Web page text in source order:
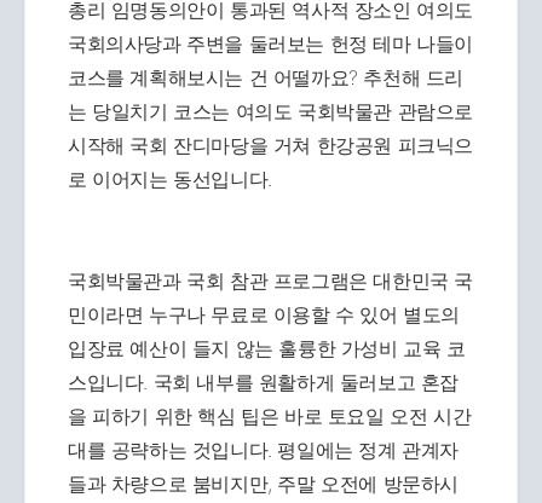
총리 임명동의안이 통과된 역사적 장소인 여의도
국회의사당과 주변을 둘러보는 헌정 테마 나들이
코스를 계획해보시는 건 어떨까요? 추천해 드리
는 당일치기 코스는 여의도 국회박물관 관람으로
시작해 국회 잔디마당을 거쳐 한강공원 피크닉으
로 이어지는 동선입니다.
국회박물관과 국회 참관 프로그램은 대한민국 국
민이라면 누구나 무료로 이용할 수 있어 별도의
입장료 예산이 들지 않는 훌륭한 가성비 교육 코
스입니다. 국회 내부를 원활하게 둘러보고 혼잡
을 피하기 위한 핵심 팁은 바로 토요일 오전 시간
대를 공략하는 것입니다. 평일에는 정계 관계자
들과 차량으로 붐비지만, 주말 오전에 방문하시